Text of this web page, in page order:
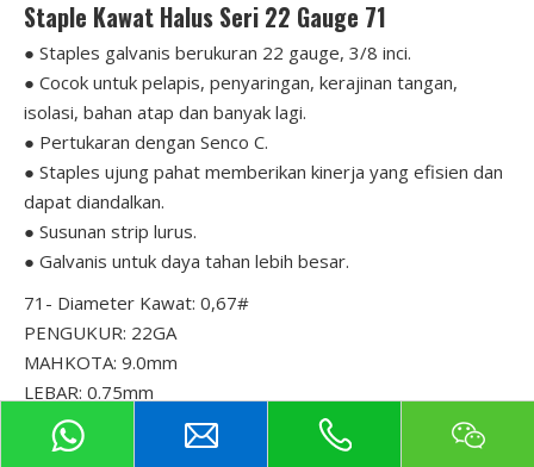
Staple Kawat Halus Seri 22 Gauge 71
● Staples galvanis berukuran 22 gauge, 3/8 inci.
● Cocok untuk pelapis, penyaringan, kerajinan tangan,
isolasi, bahan atap dan banyak lagi.
● Pertukaran dengan Senco C.
● Staples ujung pahat memberikan kinerja yang efisien dan
dapat diandalkan.
● Susunan strip lurus.
● Galvanis untuk daya tahan lebih besar.
71- Diameter Kawat: 0,67#
PENGUKUR: 22GA
MAHKOTA: 9.0mm
LEBAR: 0.75mm
KETEBALAN: 0.55mm
PANJANG: 04mm - 16mm